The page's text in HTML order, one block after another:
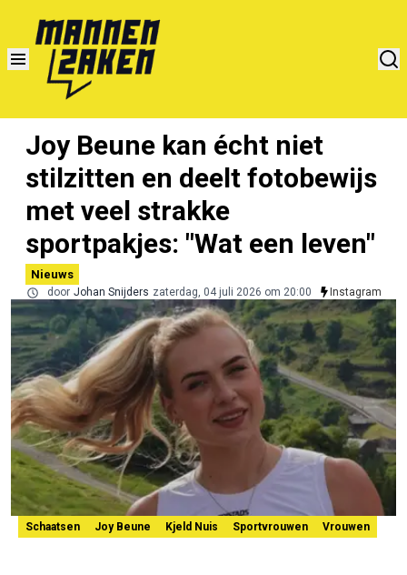
Joy Beune kan écht niet
stilzitten en deelt fotobewijs
met veel strakke
sportpakjes: "Wat een leven"
Nieuws
door Johan Snijders zaterdag, 04 juli 2026 om 20:00 Instagram
Schaatsen Joy Beune Kjeld Nuis Sportvrouwen Vrouwen